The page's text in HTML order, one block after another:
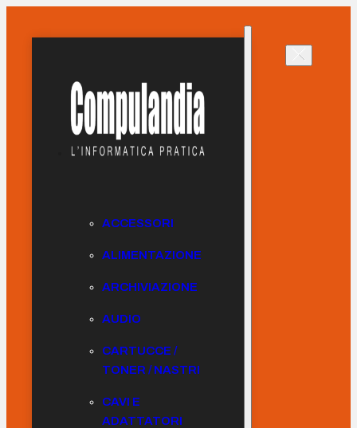
ACCESSORI
ALIMENTAZIONE
ARCHIVIAZIONE
AUDIO
CARTUCCE /
TONER / NASTRI
CAVI E
ADATTATORI